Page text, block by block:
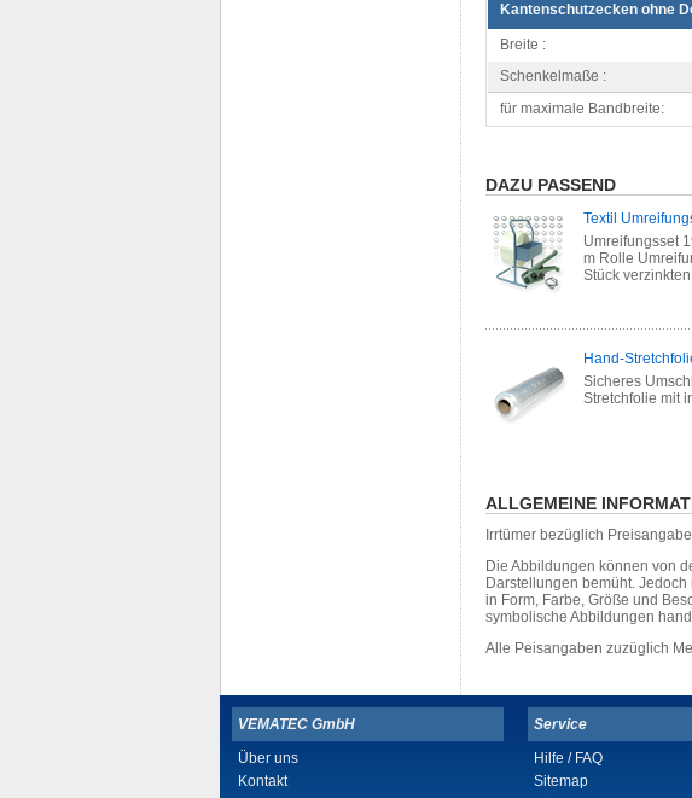
Kantenschutzecken ohne
Breite :
Schenkelmaße :
für maximale Bandbreite:
DAZU PASSEND
Textil
Umreifungsset
m Rolle
Stück
Hand-
Sicheres
Stretchfolie mit
ALLGEMEINE
Irrtümer bezüglich
Die Abbildungen können von
Darstellungen bemüht.
in Form, Farbe, Größe und
symbolische Abbildungen
Alle Peisangaben zuzüglich
VEMATEC GmbH
Über uns
Kontakt
Service
Hilfe / FAQ
Sitemap